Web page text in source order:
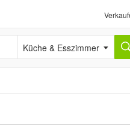
Küche & Esszimmer